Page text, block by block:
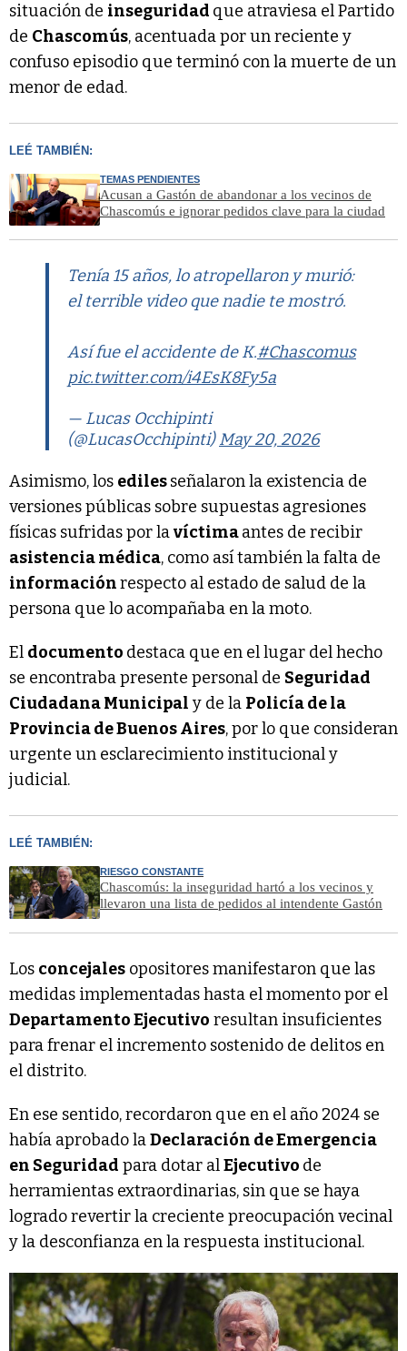
situación de inseguridad que atraviesa el Partido
de Chascomús, acentuada por un reciente y
confuso episodio que terminó con la muerte de un
menor de edad.
LEÉ TAMBIÉN:
TEMAS PENDIENTES
Acusan a Gastón de abandonar a los vecinos de
Chascomús e ignorar pedidos clave para la ciudad
Tenía 15 años, lo atropellaron y murió:
el terrible video que nadie te mostró.
Así fue el accidente de K.#Chascomus
pic.twitter.com/i4EsK8Fy5a
— Lucas Occhipinti
(@LucasOcchipinti)May 20, 2026
Asimismo, los edilesseñalaron la existencia de
versiones públicas sobre supuestas agresiones
físicas sufridas por lavíctimaantes de recibir
asistencia médica, como así también la falta de
informaciónrespecto al estado de salud de la
persona que lo acompañaba en la moto.
El documento destaca que en el lugar del hecho
se encontraba presente personal de Seguridad
Ciudadana Municipal y de la Policía de la
Provincia de Buenos Aires, por lo que consideran
urgente un esclarecimiento institucional y
judicial.
LEÉ TAMBIÉN:
RIESGO CONSTANTE
Chascomús: la inseguridad hartó a los vecinos y
llevaron una lista de pedidos al intendente Gastón
Los concejales opositores manifestaron que las
medidas implementadas hasta el momento por el
Departamento Ejecutivo resultan insuficientes
para frenar el incremento sostenido de delitos en
el distrito.
En ese sentido, recordaron que en el año 2024 se
había aprobado laDeclaración de Emergencia
en Seguridad para dotar alEjecutivo de
herramientas extraordinarias, sin que se haya
logrado revertir la creciente preocupación vecinal
y la desconfianza en la respuesta institucional.